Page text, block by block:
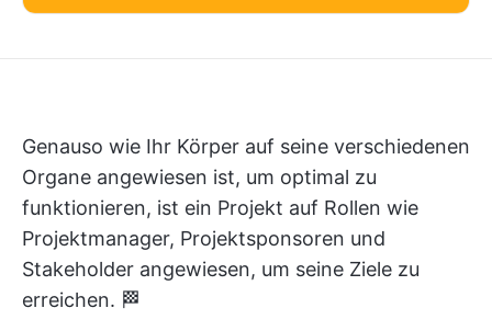
Genauso wie Ihr Körper auf seine verschiedenen
Organe angewiesen ist, um optimal zu
funktionieren, ist ein Projekt auf Rollen wie
Projektmanager, Projektsponsoren und
Stakeholder angewiesen, um seine Ziele zu
erreichen. 🏁